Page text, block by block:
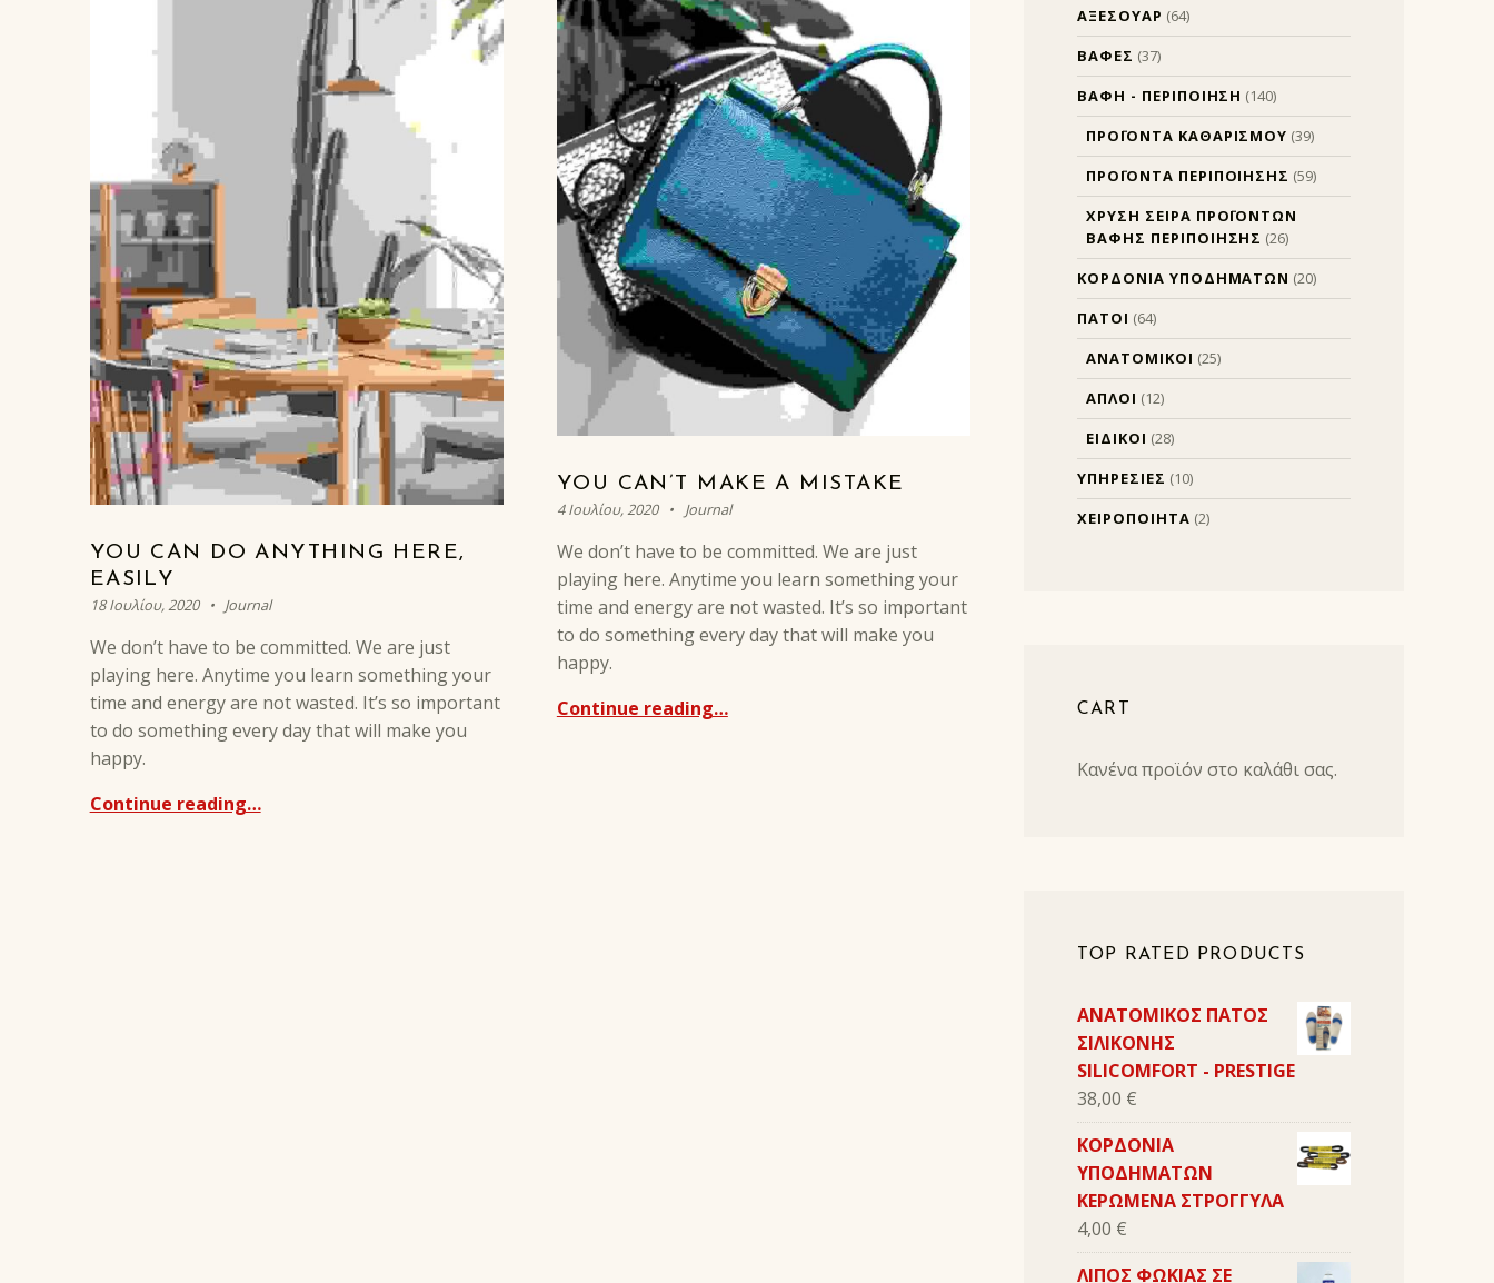
YOU CAN DO ANYTHING HERE,
EASILY
Posted on:
18 Ιουλίου, 2020 Written by:
Antouan
Journal
We don’t have to be committed. We are just
playing here. Anytime you learn something your
time and energy are not wasted. It’s so important
to do something every day that will make you
happy.
Continue reading…
YOU CAN’T MAKE A MISTAKE
Posted on:
4 Ιουλίου, 2020 Written by:
Antouan
Journal
We don’t have to be committed. We are just
playing here. Anytime you learn something your
time and energy are not wasted. It’s so important
to do something every day that will make you
happy.
Continue reading…
ΑΞΕΣΟΥΑΡ (64)
ΒΑΦΕΣ (37)
ΒΑΦΗ - ΠΕΡΙΠΟΙΗΣΗ (140)
ΠΡΟΪΟΝΤΑ ΚΑΘΑΡΙΣΜΟΥ (39)
ΠΡΟΪΟΝΤΑ ΠΕΡΙΠΟΙΗΣΗΣ (59)
ΧΡΥΣΗ ΣΕΙΡΑ ΠΡΟΪΟΝΤΩΝ
ΒΑΦΗΣ ΠΕΡΙΠΟΙΗΣΗΣ (26)
ΚΟΡΔΟΝΙΑ ΥΠΟΔΗΜΑΤΩΝ (20)
ΠΑΤΟΙ (64)
ΑΝΑΤΟΜΙΚΟΙ (25)
ΑΠΛΟΙ (12)
ΕΙΔΙΚΟΙ (28)
ΥΠΗΡΕΣΙΕΣ (10)
ΧΕΙΡΟΠΟΙΗΤΑ (2)
CART
Κανένα προϊόν στο καλάθι σας.
TOP RATED PRODUCTS
ΑΝΑΤΟΜΙΚΟΣ ΠΑΤΟΣ
ΣΙΛΙΚΟΝΗΣ
SILICOMFORT - PRESTIGE
38,00 €
ΚΟΡΔΟΝΙΑ
ΥΠΟΔΗΜΑΤΩΝ
ΚΕΡΩΜΕΝΑ ΣΤΡΟΓΓΥΛΑ
4,00 €
ΛΙΠΟΣ ΦΩΚΙΑΣ ΣΕ